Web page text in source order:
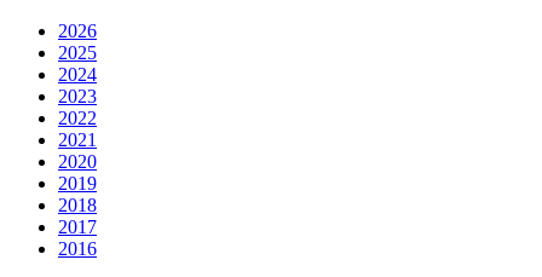
2026
2025
2024
2023
2022
2021
2020
2019
2018
2017
2016